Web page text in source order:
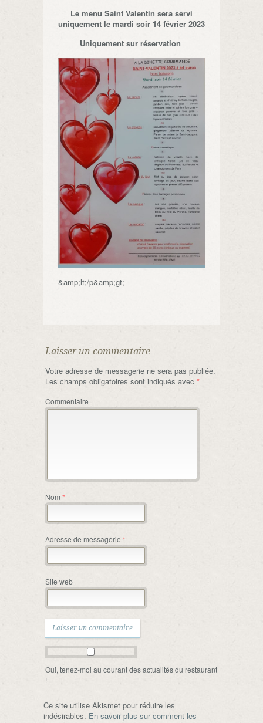
Le menu Saint Valentin sera servi
uniquement le mardi soir 14 février 2023
Uniquement sur réservation
&amp;lt;/p&amp;gt;
Laisser un commentaire
Votre adresse de messagerie ne sera pas publiée.
Les champs obligatoires sont indiqués avec *
Commentaire
Nom *
Adresse de messagerie *
Site web
Oui, tenez-moi au courant des actualités du restaurant
!
Ce site utilise Akismet pour réduire les
indésirables. En savoir plus sur comment les